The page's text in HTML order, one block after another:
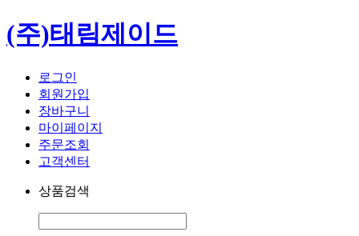
(주)태림제이드
로그인
회원가입
장바구니
마이페이지
주문조회
고객센터
상품검색